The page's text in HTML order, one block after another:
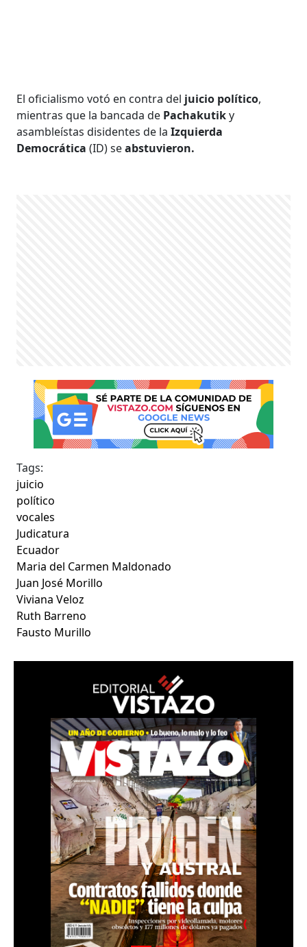
El oficialismo votó en contra del juicio político,
mientras que la bancada de Pachakutiky
asambleístas disidentes de la Izquierda
Democrática (ID) seabstuvieron.
Tags:
juicio
político
vocales
Judicatura
Ecuador
Maria del Carmen Maldonado
Juan José Morillo
Viviana Veloz
Ruth Barreno
Fausto Murillo